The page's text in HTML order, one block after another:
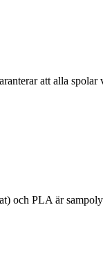
att alla
och PLA är